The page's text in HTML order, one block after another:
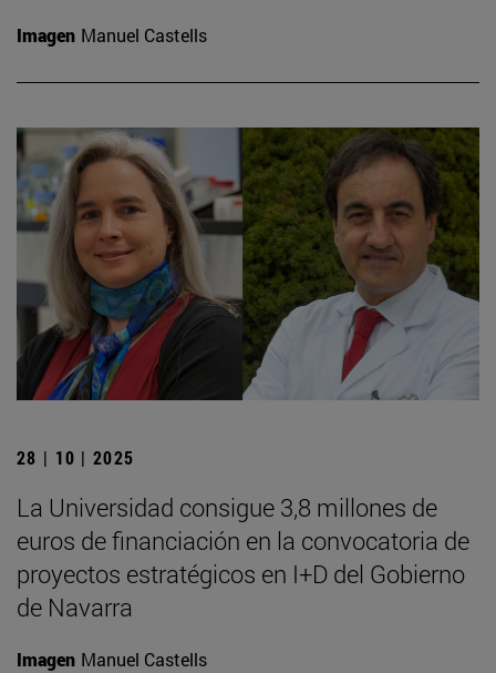
Imagen Manuel Castells
28 | 10 | 2025
La Universidad consigue 3,8 millones de
euros de financiación en la convocatoria de
proyectos estratégicos en I+D del Gobierno
de Navarra
Imagen Manuel Castells